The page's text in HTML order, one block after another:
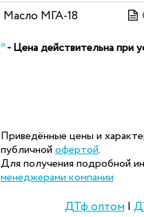
Масло МГА-18
*- Цена действительна при
Приведённые цены и
публичной офертой.
Для получения подробной
менеджерами компании
ДТф оптом|